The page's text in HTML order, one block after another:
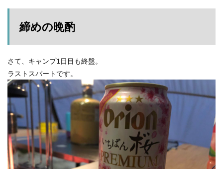
締めの晩酌
さて、キャンプ1日目も終盤。
ラストスパートです。